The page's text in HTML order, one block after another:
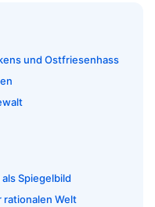
und Ostfriesenhass
Spiegelbild
rationalen Welt